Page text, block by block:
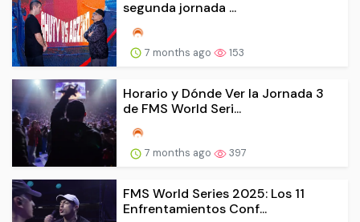
segunda jornada ...
7 months ago 153
Horario y Dónde Ver la Jornada 3
de FMS World Seri...
7 months ago 397
FMS World Series 2025: Los 11
Enfrentamientos Conf...